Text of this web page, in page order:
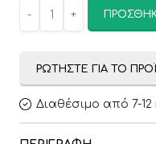
ΡΩΤΉΣΤΕ ΓΙΑ ΤΟ
Διαθέσιμο από 7-12